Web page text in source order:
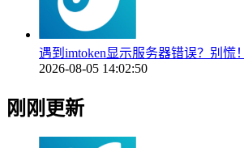
遇到imtoken显示服务器错误？别慌
2026-08-05 14:02:50
刚刚更新